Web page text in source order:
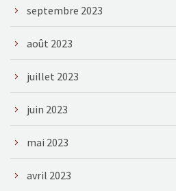
septembre 2023
août 2023
juillet 2023
juin 2023
mai 2023
avril 2023